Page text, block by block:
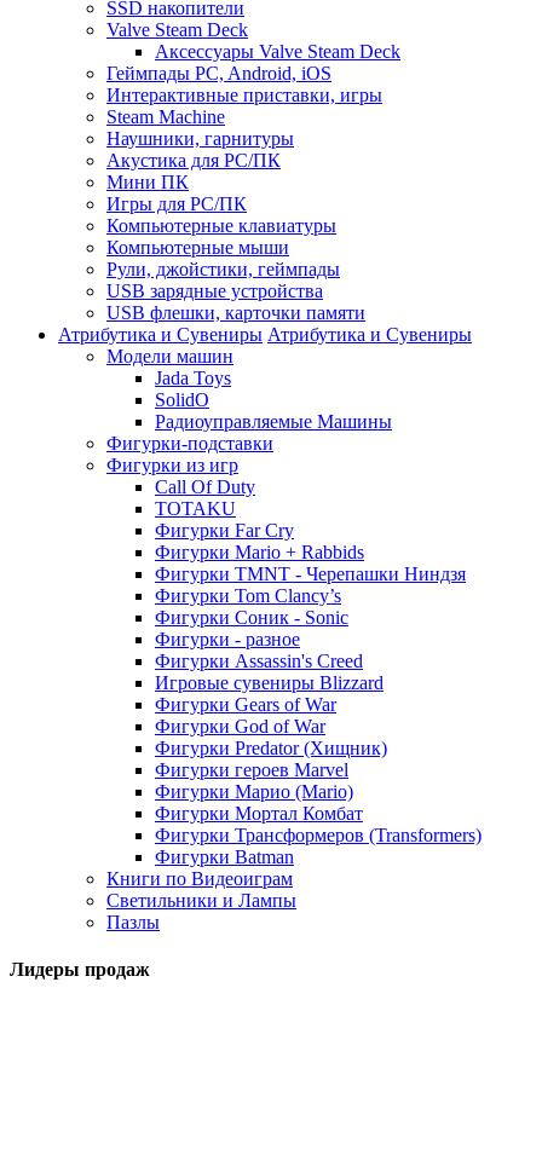
SSD накопители
Valve Steam Deck
Аксессуары Valve Steam Deck
Геймпады PC, Android, iOS
Интерактивные приставки, игры
Steam Machine
Наушники, гарнитуры
Акустика для PC/ПК
Мини ПК
Игры для PC/ПК
Компьютерные клавиатуры
Компьютерные мыши
Рули, джойстики, геймпады
USB зарядные устройства
USB флешки, карточки памяти
Атрибутика и Сувениры Атрибутика и Сувениры
Модели машин
Jada Toys
SolidO
Радиоуправляемые Машины
Фигурки-подставки
Фигурки из игр
Call Of Duty
TOTAKU
Фигурки Far Cry
Фигурки Mario + Rabbids
Фигурки TMNT - Черепашки Ниндзя
Фигурки Tom Clancy’s
Фигурки Соник - Sonic
Фигурки - разное
Фигурки Assassin's Creed
Игровые сувениры Blizzard
Фигурки Gears of War
Фигурки God of War
Фигурки Predator (Хищник)
Фигурки героев Marvel
Фигурки Марио (Mario)
Фигурки Мортал Комбат
Фигурки Трансформеров (Transformers)
Фигурки Batman
Книги по Видеоиграм
Светильники и Лампы
Пазлы
Лидеры продаж